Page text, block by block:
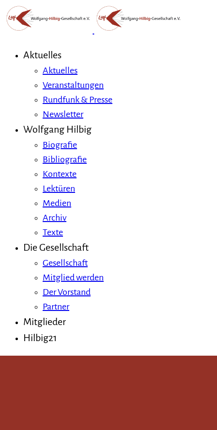
Aktuelles
Aktuelles
Veranstaltungen
Rundfunk & Presse
Newsletter
Wolfgang Hilbig
Biografie
Bibliografie
Kontexte
Lektüren
Medien
Archiv
Texte
Die Gesellschaft
Gesellschaft
Mitglied werden
Der Vorstand
Partner
Mitglieder
Hilbig21